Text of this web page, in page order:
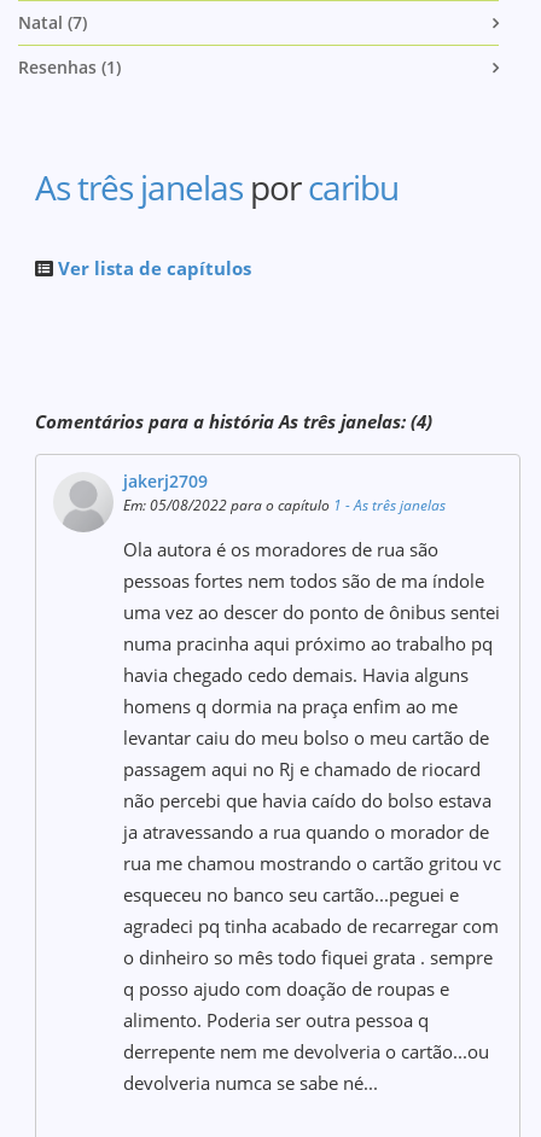
Natal (7)
Resenhas (1)
As três janelas porcaribu
Ver lista de capítulos
Comentários para a história As três janelas: (4)
jakerj2709
Em: 05/08/2022 para o capítulo 1 - As três janelas
Ola autora é os moradores de rua são
pessoas fortes nem todos são de ma índole
uma vez ao descer do ponto de ônibus sentei
numa pracinha aqui próximo ao trabalho pq
havia chegado cedo demais. Havia alguns
homens q dormia na praça enfim ao me
levantar caiu do meu bolso o meu cartão de
passagem aqui no Rj e chamado de riocard
não percebi que havia caído do bolso estava
ja atravessando a rua quando o morador de
rua me chamou mostrando o cartão gritou vc
esqueceu no banco seu cartão...peguei e
agradeci pq tinha acabado de recarregar com
o dinheiro so mês todo fiquei grata . sempre
q posso ajudo com doação de roupas e
alimento. Poderia ser outra pessoa q
derrepente nem me devolveria o cartão...ou
devolveria numca se sabe né...